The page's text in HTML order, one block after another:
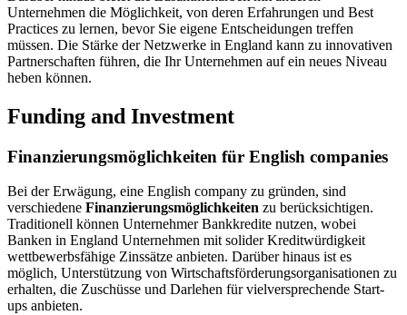
Unternehmen die Möglichkeit, von deren Erfahrungen und Best
Practices zu lernen, bevor Sie eigene Entscheidungen treffen
müssen. Die Stärke der Netzwerke in England kann zu innovativen
Partnerschaften führen, die Ihr Unternehmen auf ein neues Niveau
heben können.
Funding and Investment
Finanzierungsmöglichkeiten für English companies
Bei der Erwägung, eine English company zu gründen, sind
verschiedene Finanzierungsmöglichkeiten zu berücksichtigen.
Traditionell können Unternehmer Bankkredite nutzen, wobei
Banken in England Unternehmen mit solider Kreditwürdigkeit
wettbewerbsfähige Zinssätze anbieten. Darüber hinaus ist es
möglich, Unterstützung von Wirtschaftsförderungsorganisationen zu
erhalten, die Zuschüsse und Darlehen für vielversprechende Start-
ups anbieten.